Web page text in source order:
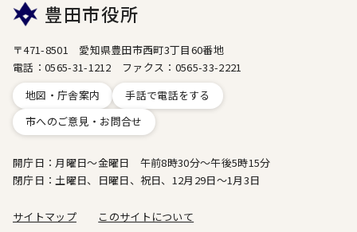
豊田市役所
〒471-8501 愛知県豊田市西町3丁目60番地
電話：0565-31-1212 ファクス：0565-33-2221
地図・庁舎案内
手話で電話をする
市へのご意見・お問合せ
開庁日：月曜日～金曜日 午前8時30分～午後5時15分
閉庁日：土曜日、日曜日、祝日、12月29日～1月3日
サイトマップ このサイトについて